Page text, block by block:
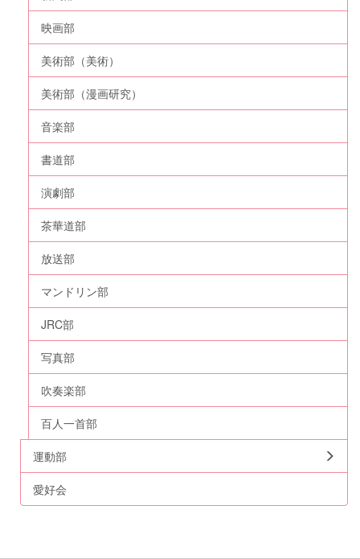
映画部
美術部（美術）
美術部（漫画研究）
音楽部
書道部
演劇部
茶華道部
放送部
マンドリン部
JRC部
写真部
吹奏楽部
百人一首部
運動部
愛好会